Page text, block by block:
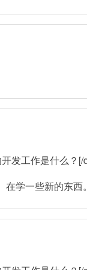
发工作是什么？[/
学一些新的东西。